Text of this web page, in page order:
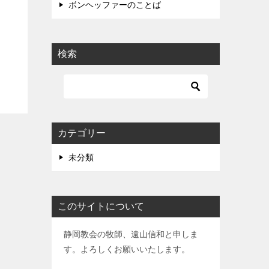
ボンヘッファーのことば
検索
カテゴリー
未分類
このサイトについて
静岡教会の牧師、遠山信和と申しま
す。よろしくお願いいたします。